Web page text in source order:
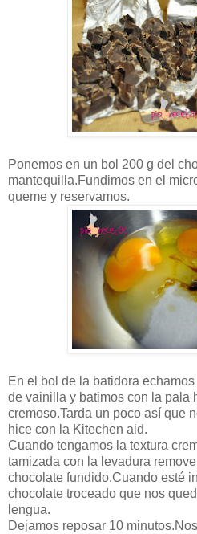
Ponemos en un bol 200 g del
mantequilla.Fundimos en el
queme y reservamos.
En el bol de la batidora
de vainilla y batimos con la pala
cremoso.Tarda un poco así que
hice con la Kitechen aid.
Cuando tengamos la textura
tamizada con la levadura
chocolate fundido.Cuando esté
chocolate troceado que nos
lengua.
Dejamos reposar 10